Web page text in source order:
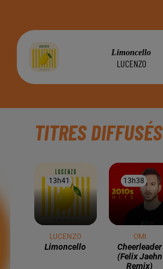
Limoncello
LUCENZO
TITRES DIFFUSÉS
13h41
13h41
LUCENZO
Limoncello
13h38
13h38
OMI
Cheerleader
(felix Jaehn
Remix)